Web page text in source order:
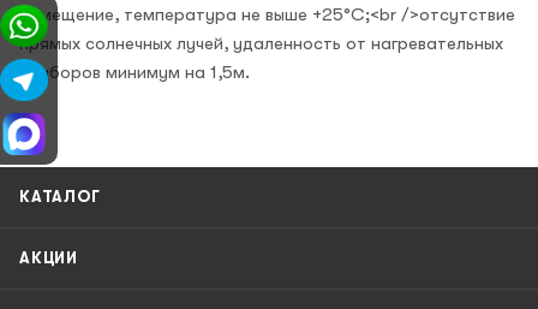
помещение, температура не выше +25°С;<br />отсутствие
прямых солнечных лучей, удаленность от нагревательных
приборов минимум на 1,5м.
КАТАЛОГ
АКЦИИ